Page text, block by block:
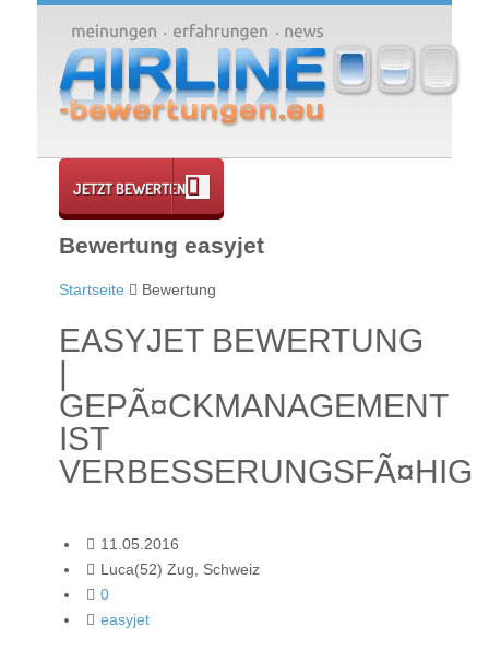
JETZT BEWERTEN
Bewertung easyjet
Startseite Bewertung
EASYJET BEWERTUNG
|
GEPÃ¤CKMANAGEMENT
IST
VERBESSERUNGSFÃ¤HIG
11.05.2016
Luca(52) Zug, Schweiz
0
easyjet